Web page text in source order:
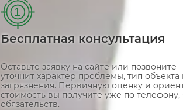
1
Бесплатная консультация
Оставьте заявку на сайте или
уточнит характер проблемы, тип
загрязнения. Первичную оценку и
стоимость вы получите уже по телефону,
обязательств.